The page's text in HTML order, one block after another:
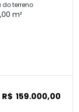
do terreno
m²
R$ 159.000,00